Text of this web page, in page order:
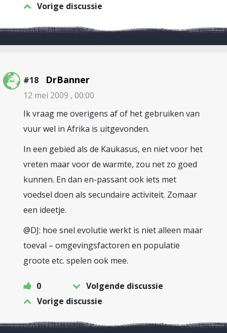
Vorige discussie
#18 DrBanner
12 mei 2009 , 00:00
Ik vraag me overigens af of het gebruiken van
vuur wel in Afrika is uitgevonden.
In een gebied als de Kaukasus, en niet voor het
vreten maar voor de warmte, zou net zo goed
kunnen. En dan en-passant ook iets met
voedsel doen als secundaire activiteit. Zomaar
een ideetje.
@DJ: hoe snel evolutie werkt is niet alleen maar
toeval – omgevingsfactoren en populatie
groote etc. spelen ook mee.
0
Volgende discussie
Vorige discussie